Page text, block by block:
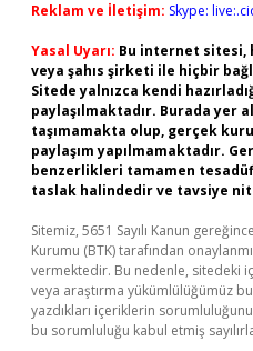
Reklam ve İletişim: Skype:
Yasal Uyarı: Bu internet sitesi,
veya şahıs şirketi ile hiçbir
Sitede yalnızca kendi
paylaşılmaktadır. Burada yer
taşımamakta olup, gerçek
paylaşım yapılmamaktadır.
benzerlikleri tamamen
taslak halindedir ve tavsiye
Sitemiz, 5651 Sayılı Kanun
Kurumu (BTK) tarafından
vermektedir. Bu nedenle, sitedeki
veya araştırma yükümlülüğümüz
yazdıkları içeriklerin
bu sorumluluğu kabul etmiş